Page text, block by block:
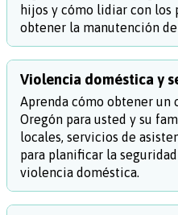
hijos y cómo lidiar con los
obtener la manutención
Violencia doméstica y
Aprenda cómo obtener un
Oregón para usted y su
locales, servicios de
para planificar la
violencia doméstica.